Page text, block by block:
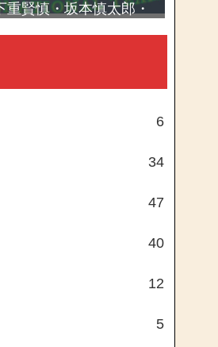
賢慎・坂本慎太郎・
6
34
47
40
12
5